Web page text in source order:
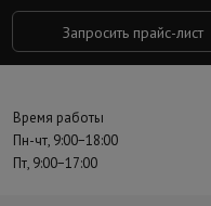
Запросить прайс-лист
Время работы
Пн-чт, 9:00−18:00
Пт, 9:00−17:00